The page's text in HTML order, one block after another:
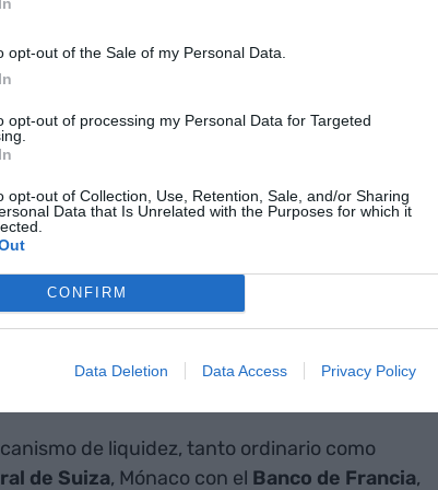
opt-out of the Sale of my Personal Data.
opt-out of processing my Personal Data for Targeted
opt-out of Collection, Use, Retention, Sale, and/or Sharing
Data that Is Unrelated with the Purposes for which it
CONFIRM
Data Deletion Data Access Privacy Policy
de la banca de Andorra a la “liquidez europea”:
el acceso permanente a la facilidad delBanco
bancos andorranos, hecho que reduce
sistema financiero a choques externos
como una pandemia o una guerra que
En los manuales de macroeconomía de
a los fondos de un banco central, en caso de
Lender of Last Resort (LOLR).
de liquidez, tanto ordinario como
de Suiza, Mónaco con el Banco de Francia,